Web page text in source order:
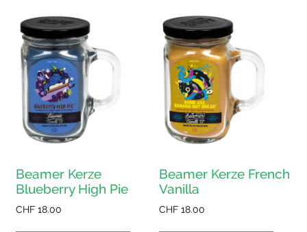
Beamer Kerze
Blueberry High Pie
CHF 18.00
Beamer Kerze French
Vanilla
CHF 18.00